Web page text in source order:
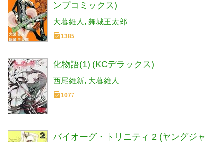
ンプコミックス)
大暮維人 舞城王太郎
1385
化物語(1) (KCデラックス)
西尾維新 大暮維人
1077
バイオーグ・トリニティ 2 (ヤングジャ